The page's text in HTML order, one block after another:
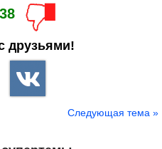
друзьями!
Следующая тема »